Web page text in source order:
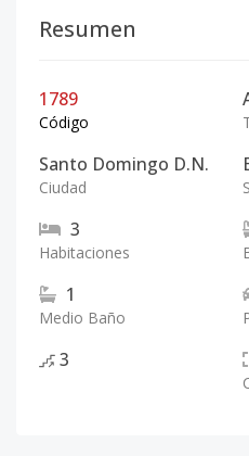
Resumen
1789
Código
Santo Domingo D.N.
Ciudad
3
Habitaciones
1
Medio Baño
3